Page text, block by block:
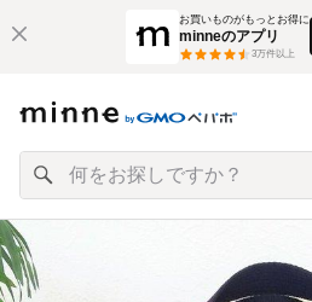
お買いものがもっとお得に
minneのアプリ
3万件以上